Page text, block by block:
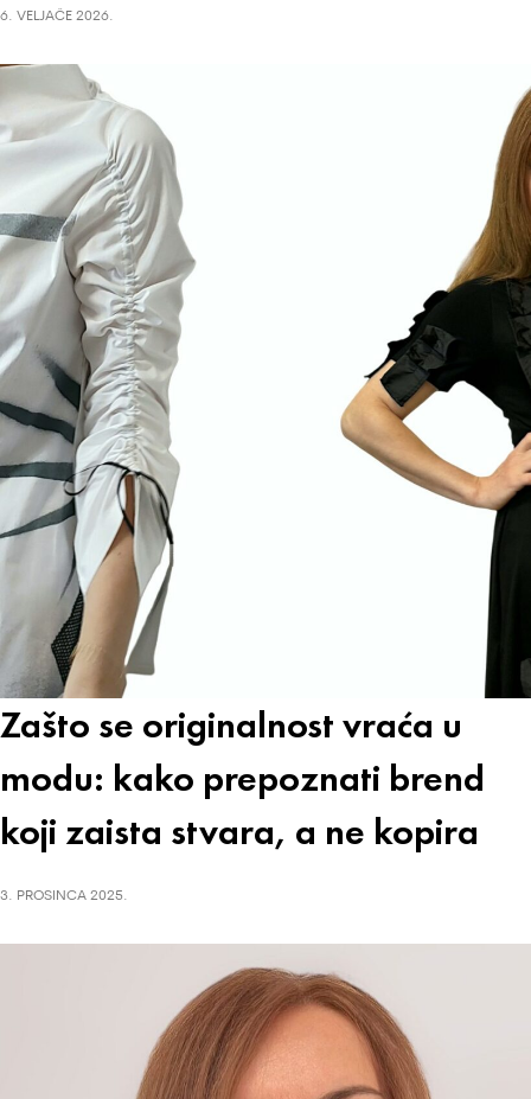
6. VELJAČE 2026.
Zašto se originalnost vraća u
modu: kako prepoznati brend
koji zaista stvara, a ne kopira
3. PROSINCA 2025.